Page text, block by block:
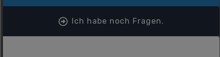
Ich habe noch Fragen.